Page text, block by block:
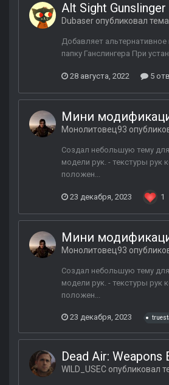
Alt Sight Gunslinger
Dubaser опубликовал
Добавляет
папку Ганслингера При
28 августа, 2022 5
Мини
Монолитовец93
Создал небольшую тему
модели рук. - текстуры рук
положен...
23 декабря, 2023 1
Мини
Монолитовец93
Создал небольшую тему
модели рук. - текстуры рук
положен...
23 декабря, 2023
Dead Air:
WILD_USEC опубликовал